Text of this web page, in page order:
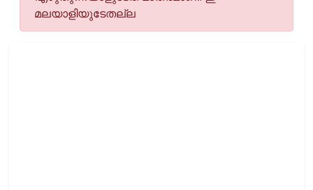
മലയാളിയുടേതല്ല